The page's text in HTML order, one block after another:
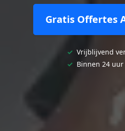
Gratis Offertes
✓ Vrijblijvend
✓ Binnen 24